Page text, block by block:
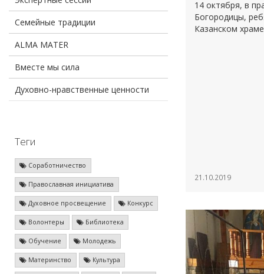
Семейные традиции
ALMA MATER
Вместе мы сила
Духовно-нравственные ценности
Теги
Соработничество
Православная инициатива
Духовное просвещение Конкурс
Волонтеры Библиотека
Обучение Молодежь
Материнство Культура
14 октября, в
Богородицы,
Казанском
21.10.2019